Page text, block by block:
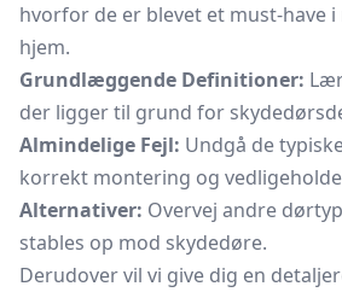
hvorfor de er blevet et must-have
hjem.
Grundlæggende Definitioner:
der ligger til grund for
Almindelige Fejl: Undgå de
korrekt montering og
Alternativer: Overvej andre
stables op mod skydedøre.
Derudover vil vi give dig en